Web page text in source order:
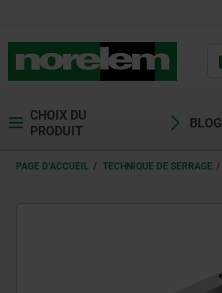
CHOIX DU
PRODUIT
BLOG
PAGE D’ACCUEIL TECHNIQUE DE SERRAGE